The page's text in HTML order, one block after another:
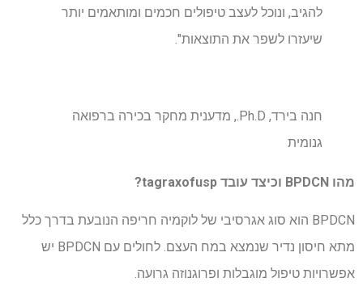
להגיב, ונוכל לעצב טיפולים חכמים ומותאמים יותר
שיעזרו לשפר את התוצאות".
חנה בירד, Ph.D., מדענית מחקר בכירה ברפואה
גנומית
מהו BPDCN וכיצד עובד tagraxofusp?
BPDCN הוא סוג אגרסיבי של לוקמיה חריפה הנובעת בדרך כלל
מתא חיסון נדיר שנמצא במח העצם. לחולים עם BPDCN יש
אפשרויות טיפול מוגבלות ופרוגנוזה גרועה.